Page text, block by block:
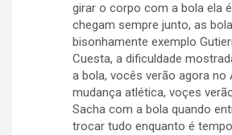
girar o corpo com a bola ela
chegam sempre junto, as
bisonhamente exemplo
Cuesta, a dificuldade
a bola, vocês verão agora no
mudança atlética, voçes
Sacha com a bola quando
trocar tudo enquanto é